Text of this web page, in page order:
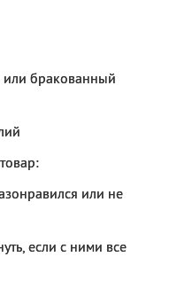
или бракованный
или не
если с ними все